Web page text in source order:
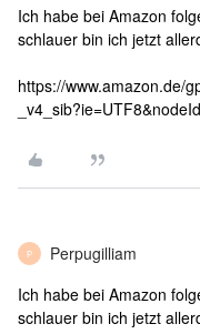
Ich habe bei Amazon
schlauer bin ich jetzt
https://www.amazon.de/
P Perpugilliam
Ich habe bei Amazon
schlauer bin ich jetzt